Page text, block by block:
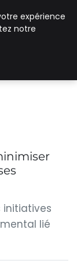
initiatives
lié
expérience
notre